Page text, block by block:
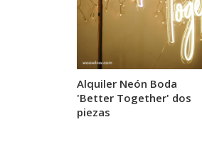
Alquiler Neón Boda
'Better Together' dos
piezas